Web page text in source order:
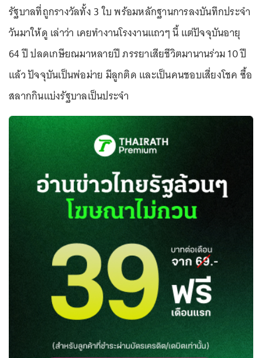
รัฐบาลที่ถูกรางวัลทั้ง 3 ใบ พร้อมหลักฐานการลงบันทึกประจำ
วันมาให้ดู เล่าว่า เคยทำงานโรงงานแถวๆ นี้ แต่ปัจจุบันอายุ
64 ปี ปลดเกษียณมาหลายปี ภรรยาเสียชีวิตมานานร่วม 10 ปี
แล้ว ปัจจุบันเป็นพ่อม่าย มีลูกติด และเป็นคนชอบเสี่ยงโชค ซื้อ
สลากกินแบ่งรัฐบาลเป็นประจำ